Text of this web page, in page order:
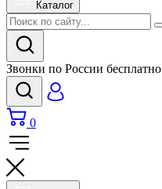
Каталог
Звонки по России бесплатно
0